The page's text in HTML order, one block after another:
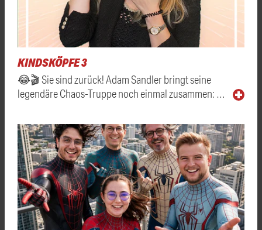
KINDSKÖPFE 3
😂🎬 Sie sind zurück! Adam Sandler bringt seine
legendäre Chaos-Truppe noch einmal zusammen: …